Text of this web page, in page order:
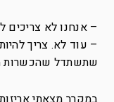
– אנחנו לא צריכים
– עוד לא. צריך
שתשתדל שהכשרות